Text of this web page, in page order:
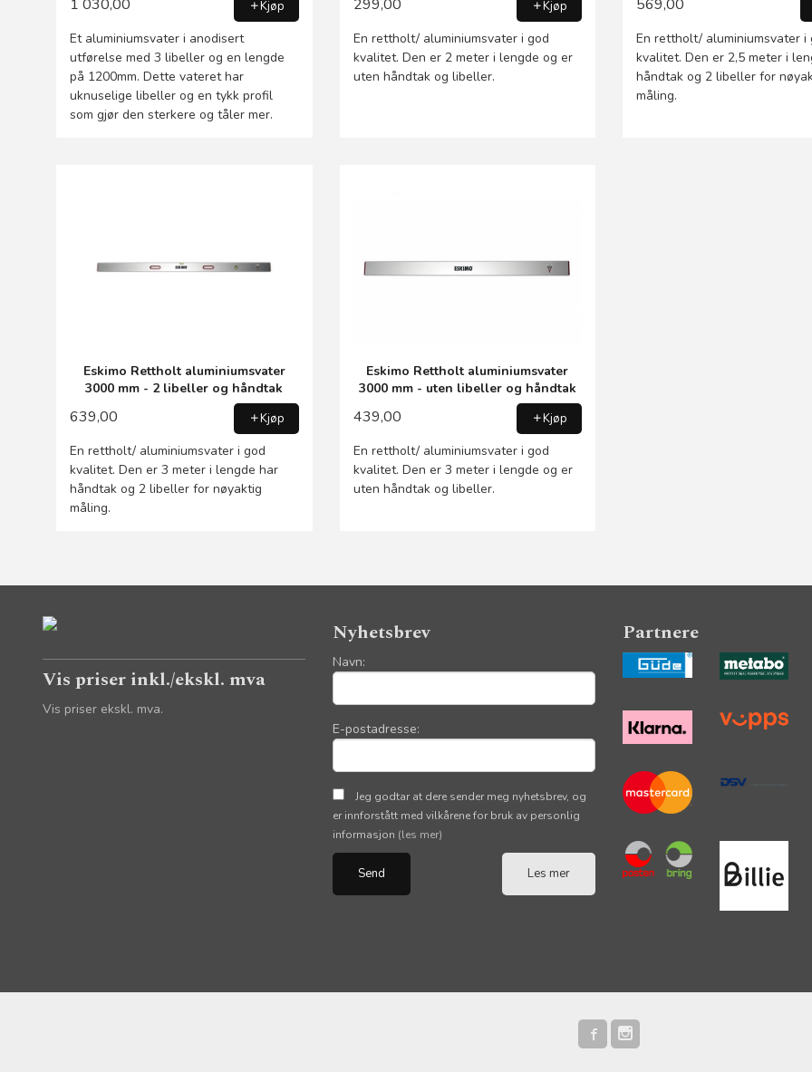
1 030,00 Kjøp
Et aluminiumsvater i anodisert
utførelse med 3 libeller og en lengde
på 1200mm. Dette vateret har
uknuselige libeller og en tykk profil
som gjør den sterkere og tåler mer.
299,00 Kjøp
En rettholt/ aluminiumsvater i god
kvalitet. Den er 2 meter i lengde og er
uten håndtak og libeller.
569,00
En rettholt/ aluminiumsvater i
kvalitet. Den er 2,5 meter i
håndtak og 2 libeller for
måling.
Eskimo Rettholt aluminiumsvater
3000 mm - 2 libeller og håndtak
639,00 Kjøp
En rettholt/ aluminiumsvater i god
kvalitet. Den er 3 meter i lengde har
håndtak og 2 libeller for nøyaktig
måling.
Eskimo Rettholt aluminiumsvater
3000 mm - uten libeller og håndtak
439,00 Kjøp
En rettholt/ aluminiumsvater i god
kvalitet. Den er 3 meter i lengde og er
uten håndtak og libeller.
Vis priser inkl./ekskl. mva
Vis priser ekskl. mva.
Nyhetsbrev
Navn:
E-postadresse:
Jeg godtar at dere sender meg nyhetsbrev, og
er innforstått med vilkårene for bruk av personlig
informasjon (les mer)
Les mer
Partnere